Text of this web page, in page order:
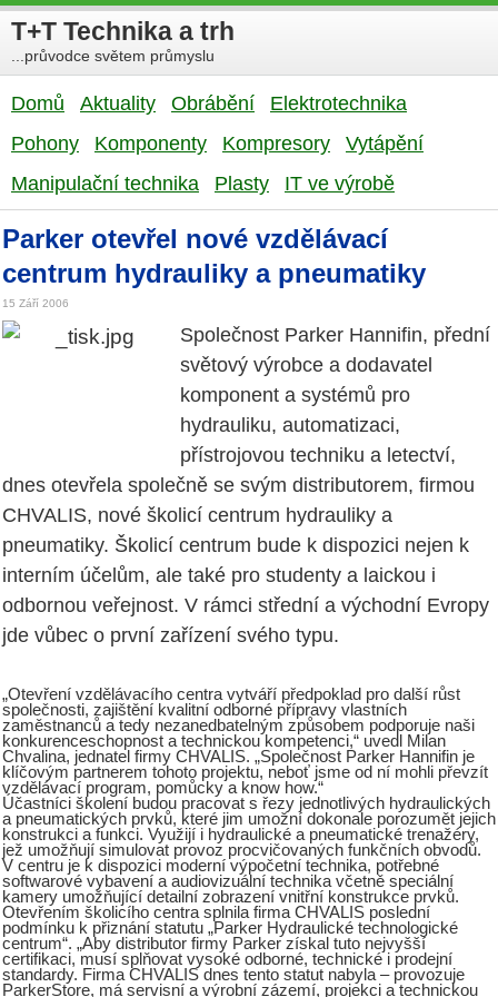
T+T Technika a trh
...průvodce světem průmyslu
Domů Aktuality Obrábění
Elektrotechnika
Pohony
Komponenty Kompresory
Vytápění
Manipulační technika
Plasty IT ve výrobě
Parker otevřel nové vzdělávací
centrum hydrauliky a pneumatiky
15 Září 2006
Společnost Parker Hannifin, přední
světový výrobce a dodavatel
komponent a systémů pro
hydrauliku, automatizaci,
přístrojovou techniku a letectví,
dnes otevřela společně se svým distributorem, firmou
CHVALIS, nové školicí centrum hydrauliky a
pneumatiky. Školicí centrum bude k dispozici nejen k
interním účelům, ale také pro studenty a laickou i
odbornou veřejnost. V rámci střední a východní Evropy
jde vůbec o první zařízení svého typu.
„Otevření vzdělávacího centra vytváří předpoklad pro další růst
společnosti, zajištění kvalitní odborné přípravy vlastních
zaměstnanců a tedy nezanedbatelným způsobem podporuje naši
konkurenceschopnost a technickou kompetenci,“ uvedl Milan
Chvalina, jednatel firmy CHVALIS. „Společnost Parker Hannifin je
klíčovým partnerem tohoto projektu, neboť jsme od ní mohli převzít
vzdělávací program, pomůcky a know how.“
Účastníci školení budou pracovat s řezy jednotlivých hydraulických
a pneumatických prvků, které jim umožní dokonale porozumět jejich
konstrukci a funkci. Využijí i hydraulické a pneumatické trenažéry,
jež umožňují simulovat provoz procvičovaných funkčních obvodů.
V centru je k dispozici moderní výpočetní technika, potřebné
softwarové vybavení a audiovizuální technika včetně speciální
kamery umožňující detailní zobrazení vnitřní konstrukce prvků.
Otevřením školicího centra splnila firma CHVALIS poslední
podmínku k přiznání statutu „Parker Hydraulické technologické
centrum“. „Aby distributor firmy Parker získal tuto nejvyšší
certifikaci, musí splňovat vysoké odborné, technické i prodejní
standardy. Firma CHVALIS dnes tento statut nabyla – provozuje
ParkerStore, má servisní a výrobní zázemí, projekci a technickou